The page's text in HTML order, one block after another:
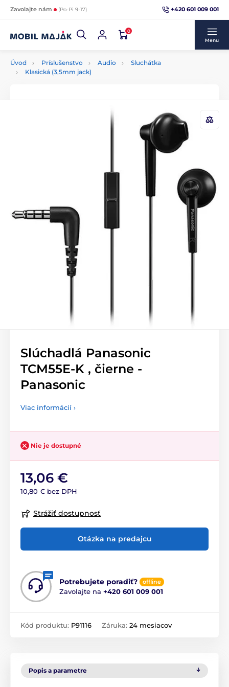
Zavolajte nám (Po-Pi 9-17) +420 601 009 001
0
Menu
Úvod Príslušenstvo Audio
Sluchátka
Klasická (3,5mm jack)
Slúchadlá Panasonic
TCM55E-K , čierne -
Panasonic
Viac informácií ›
Nie je dostupné
13,06 €
10,80 € bez DPH
Strážiť dostupnosť
Otázka na predajcu
Potrebujete poradiť? offline
Zavolajte na +420 601 009 001
Kód produktu: P91116 Záruka: 24 mesiacov
Popis a parametre